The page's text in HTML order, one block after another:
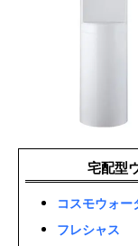
宅配型
コスモウォー
フレシャス